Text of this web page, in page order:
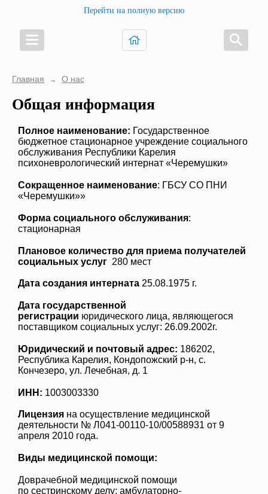
Перейти на полную версию
Главная → О нас
Общая информация
Полное наименование: Государственное
бюджетное стационарное учреждение социального
обслуживания Республики Карелия
психоневрологический интернат «Черемушки»
Сокращенное наименование: ГБСУ СО ПНИ
«Черемушки»»
Форма социального обслуживания:
стационарная
Плановое количество для приема получателей
социальных услуг 280 мест
Дата создания интерната 25.08.1975 г.
Дата государственной
регистрации юридического лица, являющегося
поставщиком социальных услуг: 26.09.2002г.
Юридический и почтовый адрес: 186202,
Республика Карелия, Кондопожский р-н, с.
Кончезеро, ул. Лечебная, д. 1
ИНН: 1003003330
Лицензия на осуществление медицинской
деятельности № Л041-00110-10/00588931 от 9
апреля 2010 года.
Виды медицинской помощи:
Доврачебной медицинской помощи
по сестринскому делу; амбулаторно-